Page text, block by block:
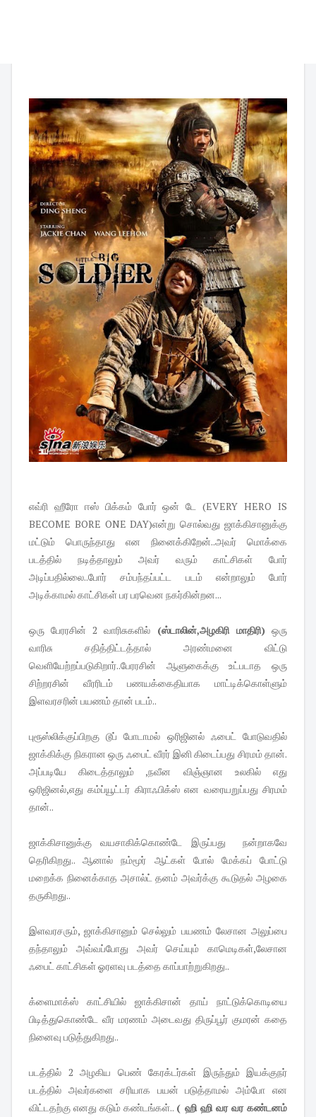
எவ்ரி ஹீரோ ஈஸ் பிக்கம் போர் ஒன் டே (EVERY HERO IS
BECOME BORE ONE DAY)என்று சொல்வது ஜாக்கிசானுக்கு
மட்டும் பொருந்தாது என நினைக்கிறேன்..அவர் மொக்கை
படத்தில் நடித்தாலும் அவர் வரும் காட்சிகள் போர்
அடிப்பதில்லை..போர் சம்பந்தப்பட்ட படம் என்றாலும் போர்
அடிக்காமல் காட்சிகள் பர பரவென நகர்கின்றன...
ஒரு பேரரசின் 2 வாரிசுகளில் (ஸ்டாலின்,அழகிரி மாதிரி) ஒரு
வாரிசு சதித்திட்டத்தால் அரண்மனை விட்டு
வெளியேற்றப்படுகிறார்..பேரரசின் ஆளுகைக்கு உட்படாத ஒரு
சிற்றரசின் வீரரிடம் பணயக்கைதியாக மாட்டிக்கொள்ளும்
இளவரசரின் பயணம் தான் படம்..
புரூஸ்லிக்குப்பிறகு டூப் போடாமல் ஒரிஜினல் ஃபைட் போடுவதில்
ஜாக்கிக்கு நிகரான ஒரு ஃபைட் வீரர் இனி கிடைப்பது சிரமம் தான்.
அப்படியே கிடைத்தாலும் ,நவீன விஞ்ஞான உலகில் எது
ஒரிஜினல்,எது கம்ப்யூட்டர் கிராஃபிக்ஸ் என வரையறுப்பது சிரமம்
தான்..
ஜாக்கிசானுக்கு வயசாகிக்கொண்டே இருப்பது நன்றாகவே
தெரிகிறது.. ஆனால் நம்மூர் ஆட்கள் போல் மேக்கப் போட்டு
மறைக்க நினைக்காத அசால்ட் தனம் அவர்க்கு கூடுதல் அழகை
தருகிறது..
இளவரசரும், ஜாக்கிசானும் செல்லும் பயணம் லேசான அலுப்பை
தந்தாலும் அவ்வப்போது அவர் செய்யும் காமெடிகள்,லேசான
ஃபைட் காட்சிகள் ஓரளவு படத்தை காப்பாற்றுகிறது..
க்ளைமாக்ஸ் காட்சியில் ஜாக்கிசான் தாய் நாட்டுக்கொடியை
பிடித்துகொண்டே வீர மரணம் அடைவது திருப்பூர் குமரன் கதை
நினைவு படுத்துகிறது..
படத்தில் 2 அழகிய பெண் கேரக்டர்கள் இருந்தும் இயக்குநர்
படத்தில் அவர்களை சரியாக பயன் படுத்தாமல் அம்போ என
விட்டதற்கு எனது கடும் கண்டங்கள்.. ( ஹி ஹி வர வர கண்டனம்